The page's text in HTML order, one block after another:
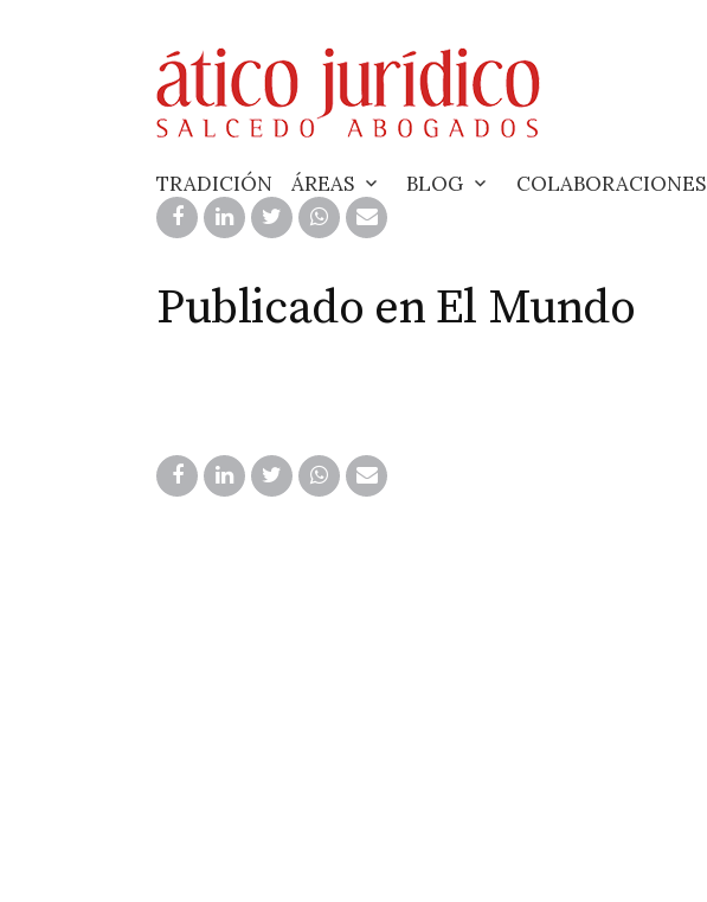
TRADICIÓN ÁREAS BLOG COLABORACIONES
Publicado en El Mundo